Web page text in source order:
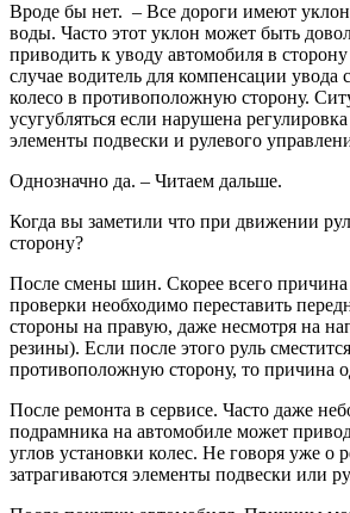
Вроде бы нет. – Все дороги имеют уклон
воды. Часто этот уклон может быть
приводить к уводу автомобиля в
случае водитель для компенсации увода
колесо в противоположную сторону.
усугубляться если нарушена
элементы подвески и рулевого
Однозначно да. – Читаем дальше.
Когда вы заметили что при движении
сторону?
После смены шин. Скорее всего причина
проверки необходимо переставить
стороны на правую, даже несмотря на
резины). Если после этого руль
противоположную сторону, то причина
После ремонта в сервисе. Часто даже
подрамника на автомобиле может
углов установки колес. Не говоря уже о
затрагиваются элементы подвески или